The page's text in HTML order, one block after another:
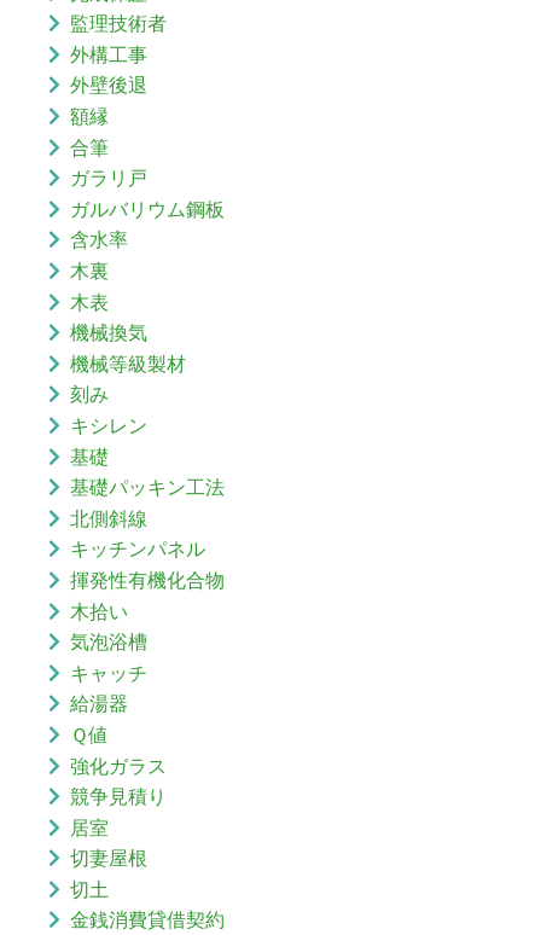
監理技術者
外構工事
外壁後退
額縁
合筆
ガラリ戸
ガルバリウム鋼板
含水率
木裏
木表
機械換気
機械等級製材
刻み
キシレン
基礎
基礎パッキン工法
北側斜線
キッチンパネル
揮発性有機化合物
木拾い
気泡浴槽
キャッチ
給湯器
Ｑ値
強化ガラス
競争見積り
居室
切妻屋根
切土
金銭消費貸借契約